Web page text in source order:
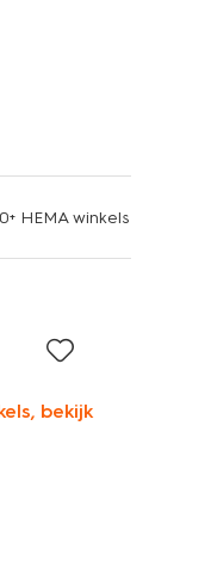
HEMA winkels
bekijk